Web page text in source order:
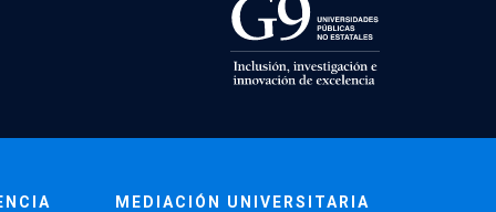
MEDIACIÓN UNIVERSITARIA